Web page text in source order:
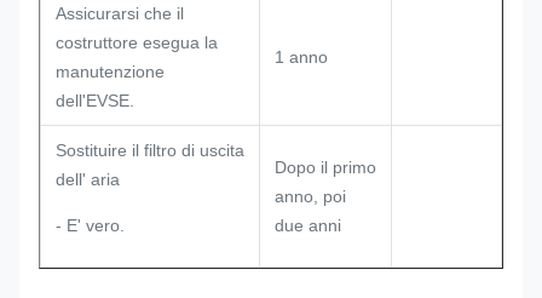
Assicurarsi che il
costruttore esegua la
manutenzione
dell'EVSE.
1 anno
Sostituire il filtro di uscita
dell' aria
- E' vero.
Dopo il primo
anno, poi
due anni